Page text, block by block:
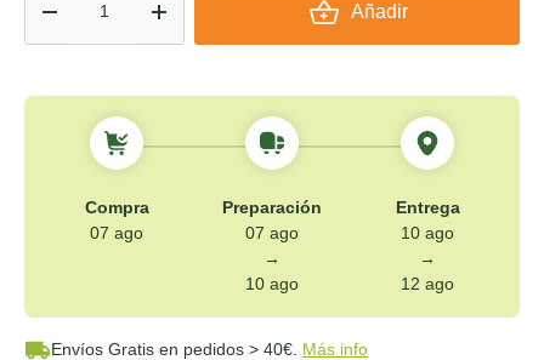
Añadir
+
Compra
07 ago
Preparación
07 ago
→
10 ago
Entrega
10 ago
→
12 ago
Envíos Gratis en pedidos > 40€. Más info